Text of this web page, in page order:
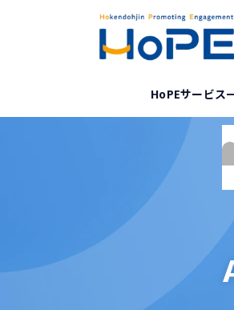
HoPEサービス